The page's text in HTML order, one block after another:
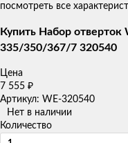
посмотреть все
Купить Набор
335/350/367/7 320540
Цена
7 555 ₽
Артикул: WE-320540
Нет в наличии
Количество